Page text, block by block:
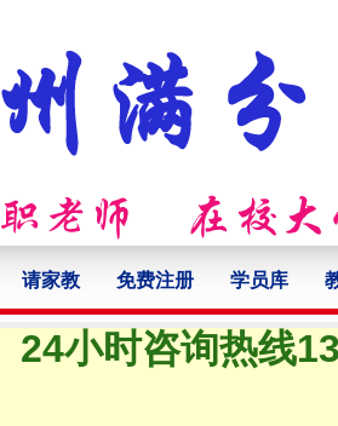
请家教 免费注册 学员库
24小时咨询热线